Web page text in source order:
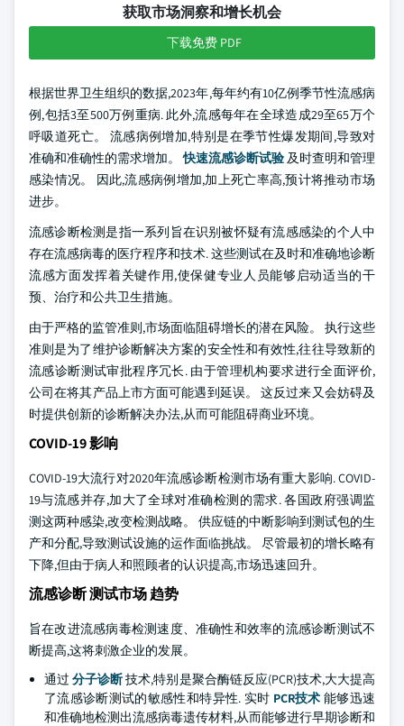
获取市场洞察和增长机会
下载免费 PDF
根据世界卫生组织的数据,2023年,每年约有10亿例季节性流感病
例,包括3至500万例重病. 此外,流感每年在全球造成29至65万个
呼吸道死亡。 流感病例增加,特别是在季节性爆发期间,导致对
准确和准确性的需求增加。快速流感诊断试验 及时查明和管理
感染情况。 因此,流感病例增加,加上死亡率高,预计将推动市场
进步。
流感诊断检测是指一系列旨在识别被怀疑有流感感染的个人中
存在流感病毒的医疗程序和技术. 这些测试在及时和准确地诊断
流感方面发挥着关键作用,使保健专业人员能够启动适当的干
预、治疗和公共卫生措施。
由于严格的监管准则,市场面临阻碍增长的潜在风险。 执行这些
准则是为了维护诊断解决方案的安全性和有效性,往往导致新的
流感诊断测试审批程序冗长. 由于管理机构要求进行全面评价,
公司在将其产品上市方面可能遇到延误。 这反过来又会妨碍及
时提供创新的诊断解决办法,从而可能阻碍商业环境。
COVID-19 影响
COVID-19大流行对2020年流感诊断检测市场有重大影响. COVID-
19与流感并存,加大了全球对准确检测的需求. 各国政府强调监
测这两种感染,改变检测战略。 供应链的中断影响到测试包的生
产和分配,导致测试设施的运作面临挑战。 尽管最初的增长略有
下降,但由于病人和照顾者的认识提高,市场迅速回升。
流感诊断 测试市场 趋势
旨在改进流感病毒检测速度、准确性和效率的流感诊断测试不
断提高,这将刺激企业的发展。
通过分子诊断技术,特别是聚合酶链反应(PCR)技术,大大提高
了流感诊断测试的敏感性和特异性. 实时 PCR技术 能够迅速
和准确地检测出流感病毒遗传材料,从而能够进行早期诊断和